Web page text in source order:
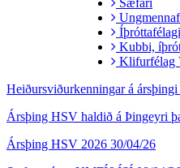
Sæfari
Kubbi,
Klifurfélag
Heiðursviðurkenningar á
Ársþing HSV haldið á Þingeyri
Ársþing HSV 2026 30/04/26